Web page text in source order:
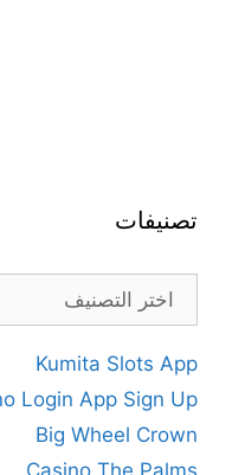
تصنيفات
تصنيفات
Kumita Slots App
Login App Sign Up
Big Wheel Crown
Casino The Palms